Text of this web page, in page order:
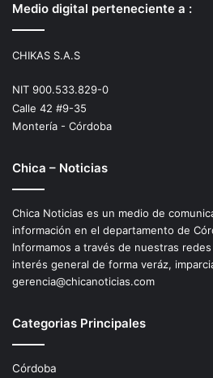
Medio digital perteneciente a :
CHIKAS S.A.S
NIT 900.533.829-0
Calle 42 #9-35
Montería - Córdoba
Chica – Noticias
Chica Noticias es un medio de
información en el departamento de
Informamos a través de nuestras
interés general de forma veráz,
gerencia@chicanoticias.com
Categorias Principales
Córdoba